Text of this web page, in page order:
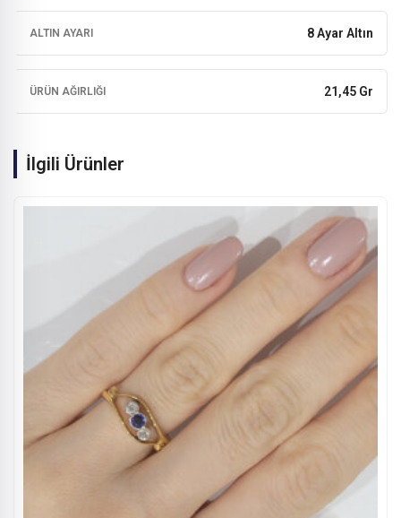
ALTIN AYARI 8 Ayar Altın
ÜRÜN AĞIRLIĞI 21,45 Gr
İlgili Ürünler